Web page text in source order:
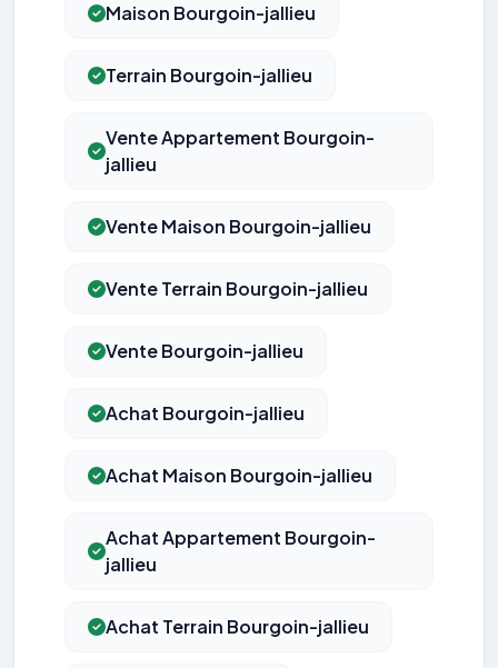
Maison Bourgoin-jallieu
Terrain Bourgoin-jallieu
Vente Appartement Bourgoin-
jallieu
Vente Maison Bourgoin-jallieu
Vente Terrain Bourgoin-jallieu
Vente Bourgoin-jallieu
Achat Bourgoin-jallieu
Achat Maison Bourgoin-jallieu
Achat Appartement Bourgoin-
jallieu
Achat Terrain Bourgoin-jallieu